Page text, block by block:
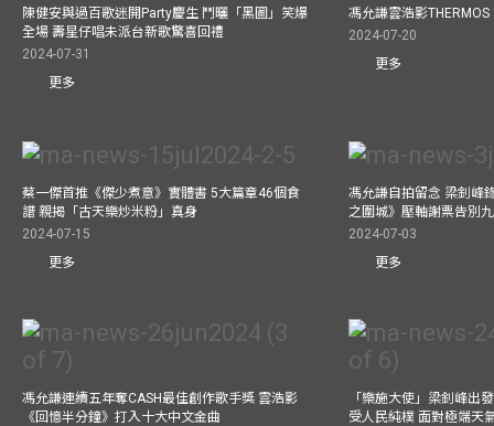
陳健安與過百歌迷開Party慶生 鬥曬「黑圖」笑爆
全場 壽星仔唱未派台新歌驚喜回禮
2024-07-31
更多
馮允謙雲浩影
2024-07-20
更多
蔡一傑首推《傑少煮意》實體書 5大篇章46個食
譜 親揭「古天樂炒米粉」真身
2024-07-15
更多
馮允謙自拍留念 梁釗峰
之圍城》壓軸謝票告別
2024-07-03
更多
馮允謙連續五年奪CASH最佳創作歌手獎 雲浩影
《回憶半分鐘》打入十大中文金曲
「樂施大使」梁釗峰出
受人民純樸 面對極端天